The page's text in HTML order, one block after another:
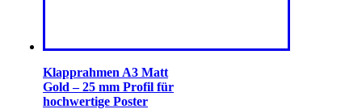
Klapprahmen A3 Matt
Gold – 25 mm Profil für
hochwertige Poster